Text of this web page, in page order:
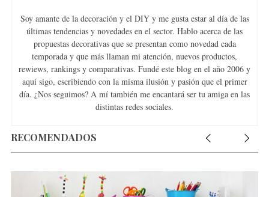
Soy amante de la decoración y el DIY y me gusta estar al día de las
últimas tendencias y novedades en el sector. Hablo acerca de las
propuestas decorativas que se presentan como novedad cada
temporada y que más llaman mi atención, nuevos productos,
rewiews, rankings y comparativas. Fundé este blog en el año 2006 y
aquí sigo, escribiendo con la misma ilusión y pasión que el primer
día. ¿Nos seguimos? A mí también me encantará ser tu amiga en las
distintas redes sociales.
RECOMENDADOS